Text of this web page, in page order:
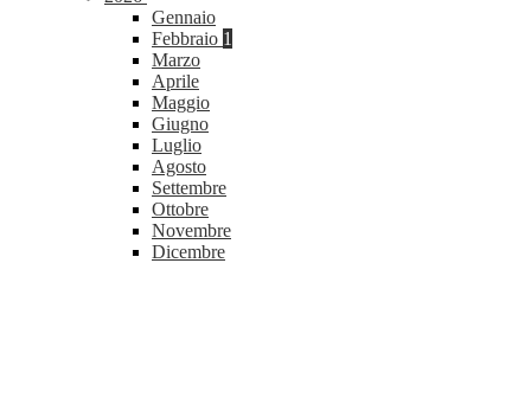
Gennaio
Febbraio 1
Marzo
Aprile
Maggio
Giugno
Luglio
Agosto
Settembre
Ottobre
Novembre
Dicembre